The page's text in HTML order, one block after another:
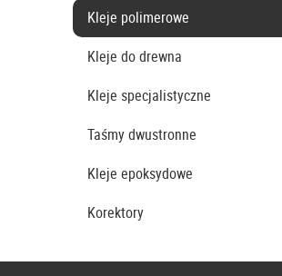
Kleje polimerowe
Kleje do drewna
Kleje specjalistyczne
Taśmy dwustronne
Kleje epoksydowe
Korektory